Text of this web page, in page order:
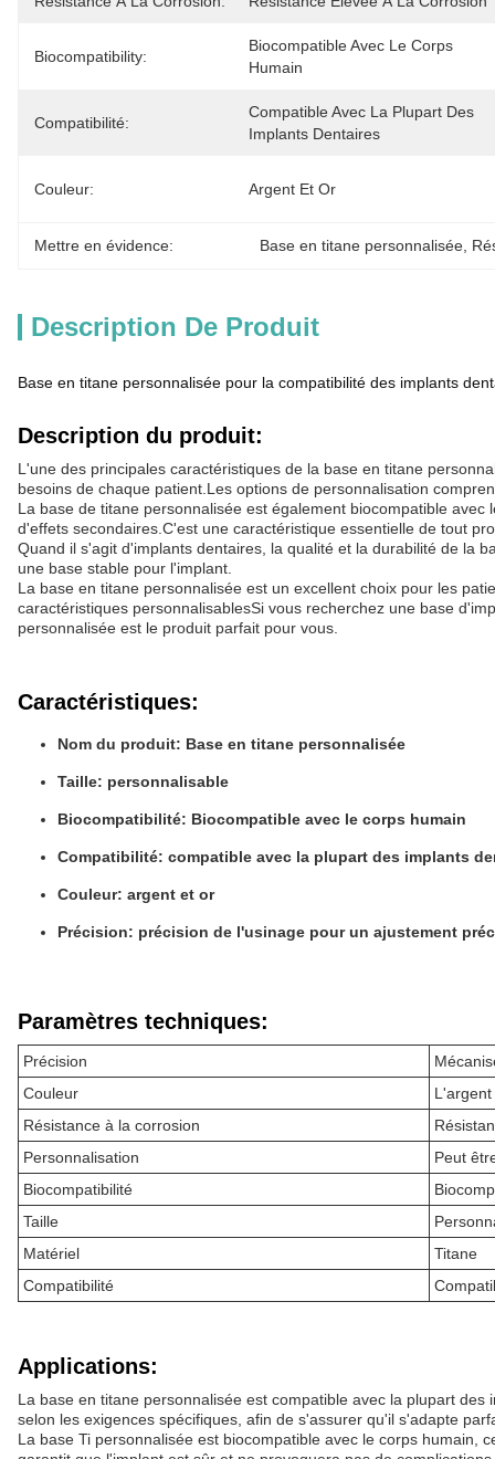
Biocompatibility:
Biocompatible Avec Le Corps
Humain
Compatibilité:
Compatible Avec La Plupart Des
Implants Dentaires
Couleur: Argent Et Or
Mettre en évidence: Base en titane personnalisée,
Description De Produit
Base en titane personnalisée pour la compatibilité des implants
Description du produit:
L'une des principales caractéristiques de la base en titane
besoins de chaque patient.Les options de personnalisation
La base de titane personnalisée est également biocompatible
d'effets secondaires.C'est une caractéristique essentielle de tout
Quand il s'agit d'implants dentaires, la qualité et la durabilité de la
une base stable pour l'implant.
La base en titane personnalisée est un excellent choix pour les
caractéristiques personnalisablesSi vous recherchez une base
personnalisée est le produit parfait pour vous.
Caractéristiques:
Nom du produit: Base en titane personnalisée
Taille: personnalisable
Biocompatibilité: Biocompatible avec le corps humain
Compatibilité: compatible avec la plupart des implants
Couleur: argent et or
Précision: précision de l'usinage pour un ajustement
Paramètres techniques:
Précision
Couleur
Résistance à la corrosion
Personnalisation
Peut
Biocompatibilité
Taille
Matériel
Titane
Compatibilité
Applications:
La base en titane personnalisée est compatible avec la plupart
selon les exigences spécifiques, afin de s'assurer qu'il s'adapte
La base Ti personnalisée est biocompatible avec le corps humain,